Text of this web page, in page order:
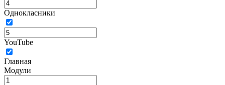
Однокласники
YouTube
Главная
Модули